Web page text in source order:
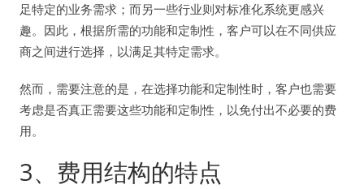
足特定的业务需求；而另一些行业则对标准化系统更感兴
趣。因此，根据所需的功能和定制性，客户可以在不同供应
商之间进行选择，以满足其特定需求。
然而，需要注意的是，在选择功能和定制性时，客户也需要
考虑是否真正需要这些功能和定制性，以免付出不必要的费
用。
3、费用结构的特点